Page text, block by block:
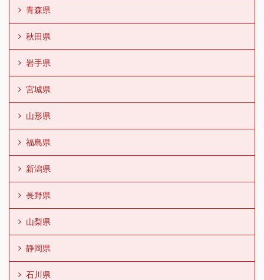
青森県
秋田県
岩手県
宮城県
山形県
福島県
新潟県
長野県
山梨県
静岡県
石川県